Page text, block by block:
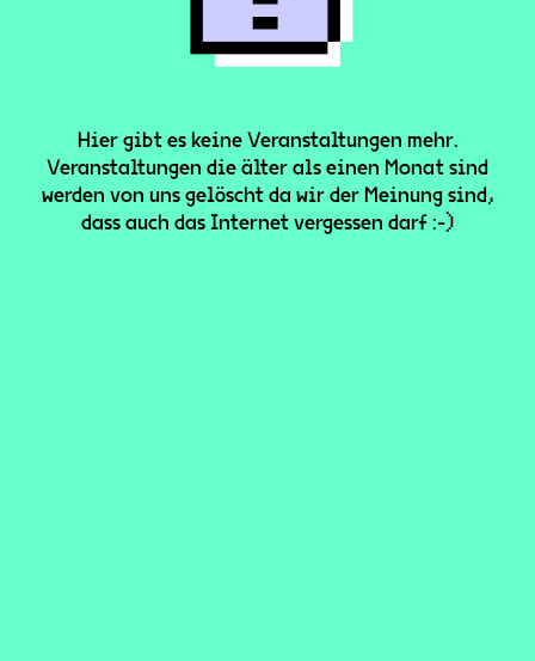
Hier gibt es keine Veranstaltungen mehr.
Veranstaltungen die älter als einen Monat sind
werden von uns gelöscht da wir der Meinung sind,
dass auch das Internet vergessen darf :-)